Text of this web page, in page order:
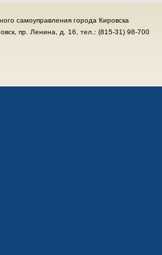
самоуправления города Кировска
пр. Ленина, д. 16, тел.: (815-31) 98-700